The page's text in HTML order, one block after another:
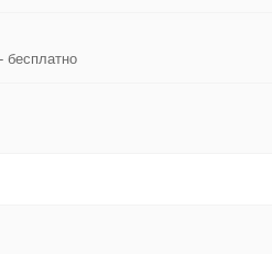
бесплатно